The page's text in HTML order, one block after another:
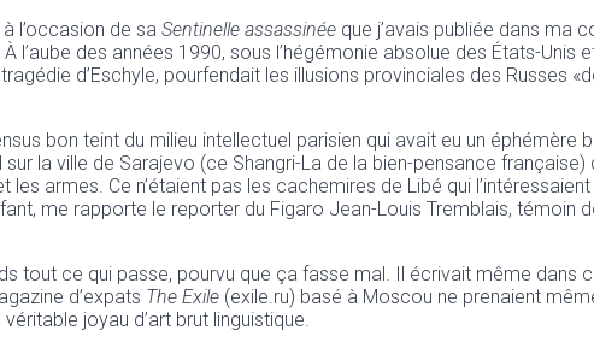
l’occasion de sa Sentinelle assassinée que j’avais publiée dans ma
l’aube des années 1990, sous l’hégémonie absolue des États-Unis
d’Eschyle, pourfendait les illusions provinciales des Russes
bon teint du milieu intellectuel parisien qui avait eu un éphémère
la ville de Sarajevo (ce Shangri-La de la bien-pensance française)
armes. Ce n’étaient pas les cachemires de Libé qui l’intéressaient
me rapporte le reporter du Figaro Jean-Louis Tremblais, témoin
ce qui passe, pourvu que ça fasse mal. Il écrivait même dans
d’expats The Exile (exile.ru) basé à Moscou ne prenaient
joyau d’art brut linguistique.